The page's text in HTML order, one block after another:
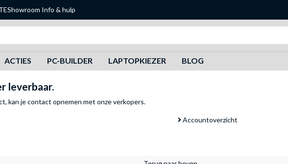
Showroom Info & hulp
ACTIES PC-BUILDER LAPTOPKIEZER BLOG
leverbaar.
kan jecontact opnemen met onze verkopers.
Accountoverzicht